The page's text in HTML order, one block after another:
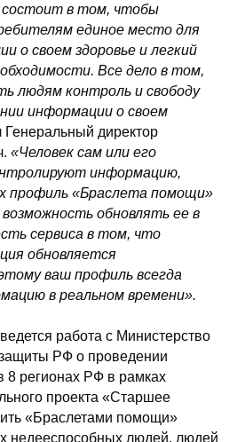
в том, чтобы
единое место для
о своем здоровье и легкий
Все дело в том,
людям контроль и свободу
информации о своем
Генеральный директор
«Человек сам или его
информацию,
профиль «Браслета помощи»
обновлять ее в
сервиса в том, что
обновляется
ваш профиль всегда
в реальном времени».
работа с Министерство
РФ о проведении
8 регионах РФ в рамках
проекта «Старшее
«Браслетами помощи»
недееспособных людей, людей